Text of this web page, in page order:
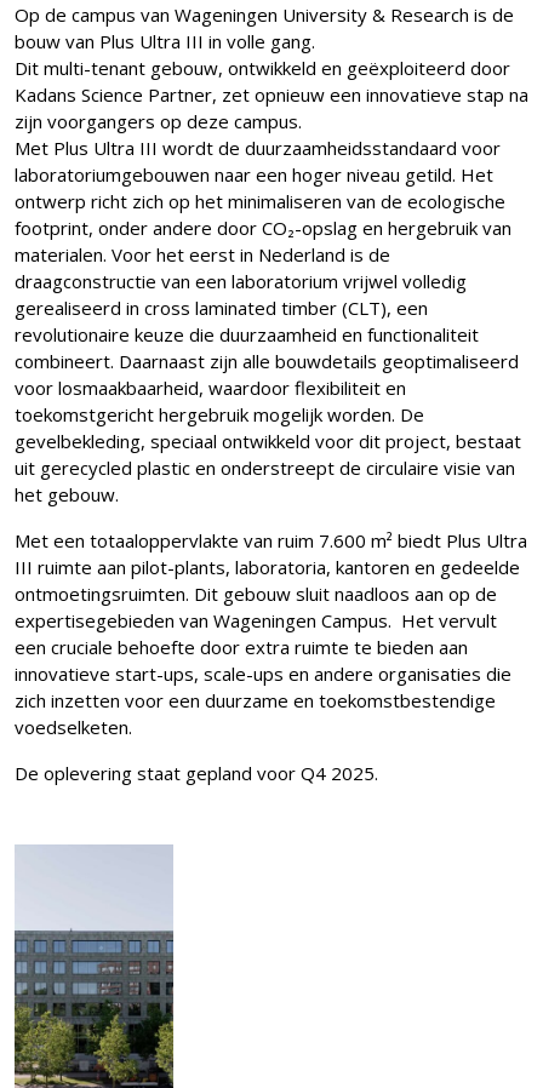
Op de campus van Wageningen University & Research is de
bouw van Plus Ultra III in volle gang.
Dit multi-tenant gebouw, ontwikkeld en geëxploiteerd door
Kadans Science Partner, zet opnieuw een innovatieve stap na
zijn voorgangers op deze campus.
Met Plus Ultra III wordt de duurzaamheidsstandaard voor
laboratoriumgebouwen naar een hoger niveau getild. Het
ontwerp richt zich op het minimaliseren van de ecologische
footprint, onder andere door CO₂-opslag en hergebruik van
materialen. Voor het eerst in Nederland is de
draagconstructie van een laboratorium vrijwel volledig
gerealiseerd in cross laminated timber (CLT), een
revolutionaire keuze die duurzaamheid en functionaliteit
combineert. Daarnaast zijn alle bouwdetails geoptimaliseerd
voor losmaakbaarheid, waardoor flexibiliteit en
toekomstgericht hergebruik mogelijk worden. De
gevelbekleding, speciaal ontwikkeld voor dit project, bestaat
uit gerecycled plastic en onderstreept de circulaire visie van
het gebouw.
Met een totaaloppervlakte van ruim 7.600 m² biedt Plus Ultra
III ruimte aan pilot-plants, laboratoria, kantoren en gedeelde
ontmoetingsruimten. Dit gebouw sluit naadloos aan op de
expertisegebieden van Wageningen Campus. Het vervult
een cruciale behoefte door extra ruimte te bieden aan
innovatieve start-ups, scale-ups en andere organisaties die
zich inzetten voor een duurzame en toekomstbestendige
voedselketen.
De oplevering staat gepland voor Q4 2025.